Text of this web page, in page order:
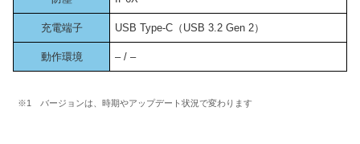
充電端子 USB Type-C（USB 3.2 Gen 2）
動作環境 – / –
※1 バージョンは、時期やアップデート状況で変わります